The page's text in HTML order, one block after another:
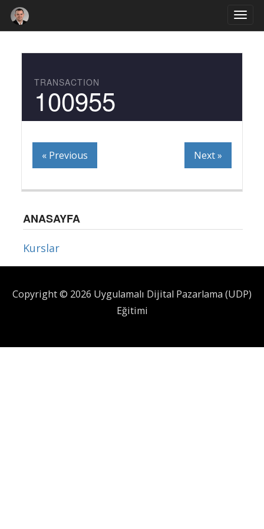
TRANSACTION
100955
« Previous Next »
ANASAYFA
Kurslar
Copyright © 2026 Uygulamalı Dijital Pazarlama (UDP)
Eğitimi